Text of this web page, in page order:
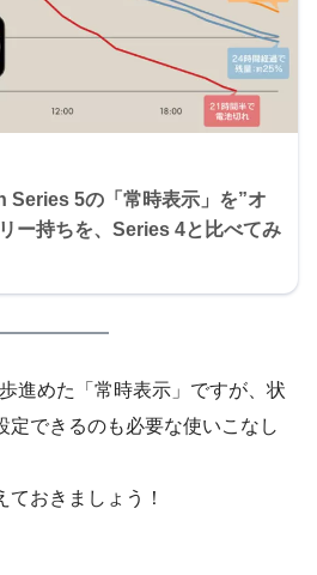
Series 5の「常時表示」を”オ
ー持ちを、Series 4と比べてみ
進めた「常時表示」ですが、状
定できるのも必要な使いこなし
ておきましょう！